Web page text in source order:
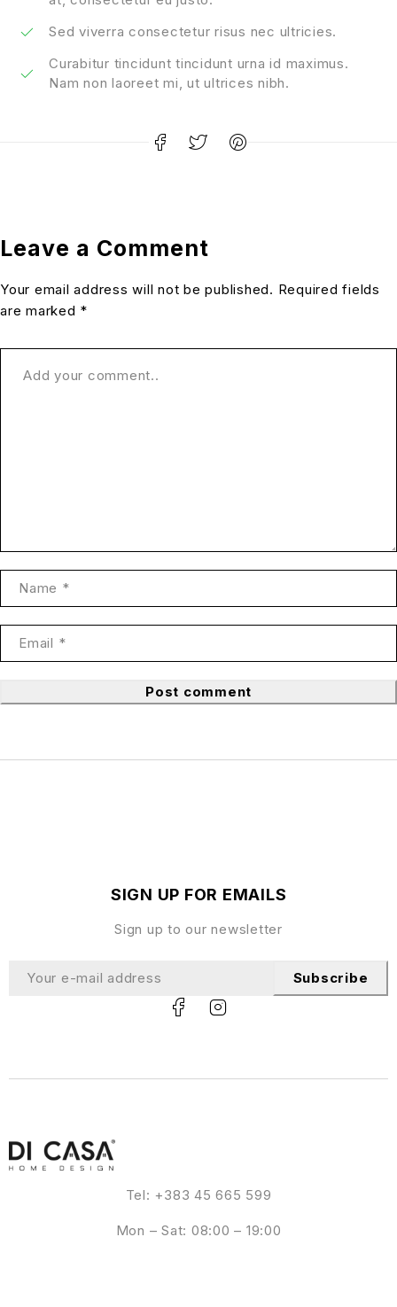
Sed viverra consectetur risus nec ultricies.
Curabitur tincidunt tincidunt urna id maximus.
Nam non laoreet mi, ut ultrices nibh.
Leave a Comment
Your email address will not be published. Required fields
are marked *
Post comment
Tel: +383 45 665 599
Mon – Sat: 08:00 – 19:00
SIGN UP FOR EMAILS
Sign up to our newsletter
Subscribe